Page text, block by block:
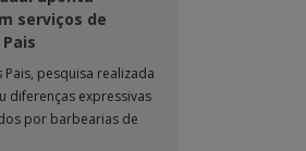
serviços de
pesquisa realizada
diferenças expressivas
por barbearias de